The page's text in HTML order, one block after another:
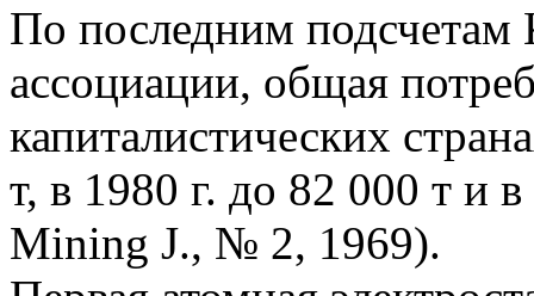
По последним подсчетам
ассоциации, общая
капиталистических
т, в 1980 г. до 82 000 т и
Mining J., № 2, 1969).